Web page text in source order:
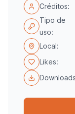
Créditos:
Tipo de
uso:
Local:
Likes: